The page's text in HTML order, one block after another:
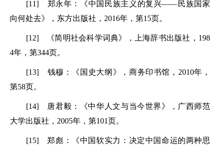
[11] 郑永年：《中国民族主义的复兴——民族国家
向何处去》，东方出版社，2016年，第15页。
[12] 《简明社会科学词典》，上海辞书出版社，198
4年，第344页。
[13] 钱穆：《国史大纲》，商务印书馆，2010年，
第58页。
[14] 唐君毅：《中华人文与当今世界》，广西师范
大学出版社，2005年，第101页。
[15] 郑彪：《中国软实力：决定中国命运的两种思